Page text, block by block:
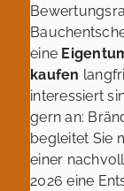
eine
kaufen
interessiert
gern an:
begleitet Sie
einer
2026 eine